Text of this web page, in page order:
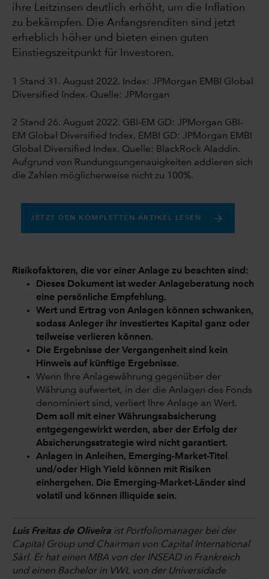
ihre Leitzinsen deutlich erhöht, um die Inflation
zu bekämpfen. Die Anfangsrenditen sind jetzt
erheblich höher und bieten einen guten
Einstiegszeitpunkt für Investoren.
1 Stand 31. August 2022. Index: JPMorgan EMBI Global
Diversified Index. Quelle: JPMorgan
2 Stand 26. August 2022. GBI-EM GD: JPMorgan GBI-
EM Global Diversified Index. EMBI GD: JPMorgan EMBI
Global Diversified Index. Quelle: BlackRock Aladdin.
Aufgrund von Rundungsungenauigkeiten addieren sich
die Zahlen möglicherweise nicht zu 100%.
JETZT DEN KOMPLETTEN ARTIKEL LESEN
Risikofaktoren, die vor einer Anlage zu beachten sind:
Dieses Dokument ist weder Anlageberatung noch
eine persönliche Empfehlung.
Wert und Ertrag von Anlagen können schwanken,
sodass Anleger ihr investiertes Kapital ganz oder
teilweise verlieren können.
Die Ergebnisse der Vergangenheit sind kein
Hinweis auf künftige Ergebnisse.
Wenn Ihre Anlagewährung gegenüber der
Währung aufwertet, in der die Anlagen des Fonds
denominiert sind, verliert Ihre Anlage an Wert.
Dem soll mit einer Währungsabsicherung
entgegengewirkt werden, aber der Erfolg der
Absicherungsstrategie wird nicht garantiert.
Anlagen in Anleihen, Emerging-Market-Titel
und/oder High Yield können mit Risiken
einhergehen. Die Emerging-Market-Länder sind
volatil und können illiquide sein.
Luis Freitas de Oliveira ist Portfoliomanager bei der
Capital Group und Chairman von Capital International
Sàrl. Er hat einen MBA von der INSEAD in Frankreich
und einen Bachelor in VWL von der Universidade